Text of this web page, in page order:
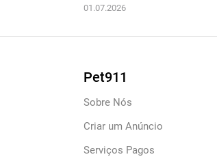
01.07.2026
Pet911
Sobre Nós
Criar um Anúncio
Serviços Pagos